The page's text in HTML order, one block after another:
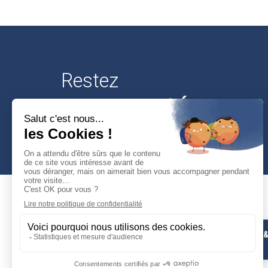
Restez
connectés
Mairie de Cusset
Place Victor-Hugo
PHOTOS &